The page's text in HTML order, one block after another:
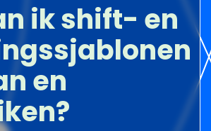
ik shift- en
en